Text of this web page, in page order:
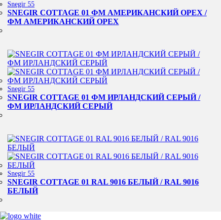
Snegir 55
SNEGIR COTTAGE 01 ФМ АМЕРИКАНСКИЙ ОРЕХ /
ФМ АМЕРИКАНСКИЙ ОРЕХ
Snegir 55
SNEGIR COTTAGE 01 ФМ ИРЛАНДСКИЙ СЕРЫЙ /
ФМ ИРЛАНДСКИЙ СЕРЫЙ
Snegir 55
SNEGIR COTTAGE 01 RAL 9016 БЕЛЫЙ / RAL 9016
БЕЛЫЙ